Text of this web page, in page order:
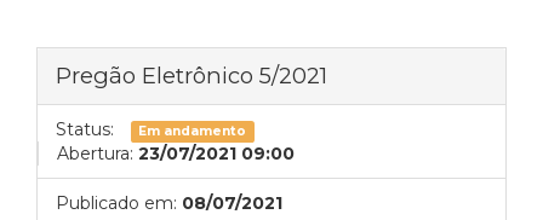
Pregão Eletrônico 5/2021
Status: Em andamento
Abertura: 23/07/2021 09:00
Publicado em: 08/07/2021